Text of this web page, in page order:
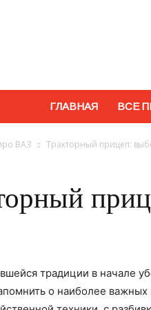
ГЛАВНАЯ ВСЕ
ВАЗ Тракторный прицеп:
традиции в начале
о наиболее